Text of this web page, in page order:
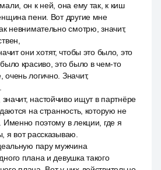
он к ней, она ему так, к киш
пени. Вот другие мне
невнимательно смотрю, значит,
они хотят, чтобы это было, это
красиво, это было в чем-то
логично. Значит,
настойчиво ищут в партнёре
на странность, которую не
Именно поэтому в лекции, где я
я вот рассказываю.
пару мужчина
плана и девушка такого